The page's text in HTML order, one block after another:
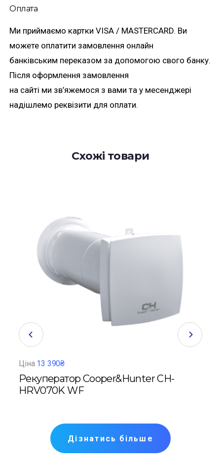
Оплата
Ми приймаємо картки VISA / MASTERCARD. Ви
можете оплатити замовлення онлайн
банківським переказом за допомогою свого банку.
Після оформлення замовлення
на сайті ми зв’яжемося з вами та у месенджері
надішлемо реквізити для оплати.
Схожі товари
Ціна 13 390₴
Рекуператор Cooper&Hunter CH-
HRV070K WF
Дізнатись більше